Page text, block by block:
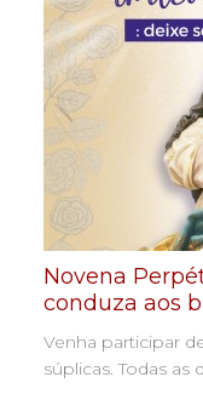
Novena
conduza aos
Venha participar
súplicas. Todas as